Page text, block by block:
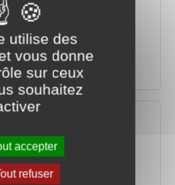
– Crédit d'impôt pour
à domicile
– Déclaration de revenus
et crédits d'impôt
utilise des
vous donne
sur ceux
souhaitez
accepter
refuser